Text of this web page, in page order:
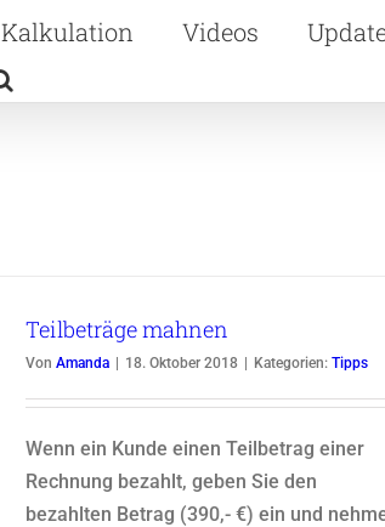
Kalkulation Videos
Teilbeträge mahnen
Von Amanda 18. Oktober 2018 Kategorien: Tipps
Wenn ein Kunde einen Teilbetrag einer
Rechnung bezahlt, geben Sie den
bezahlten Betrag (390,- €) ein und